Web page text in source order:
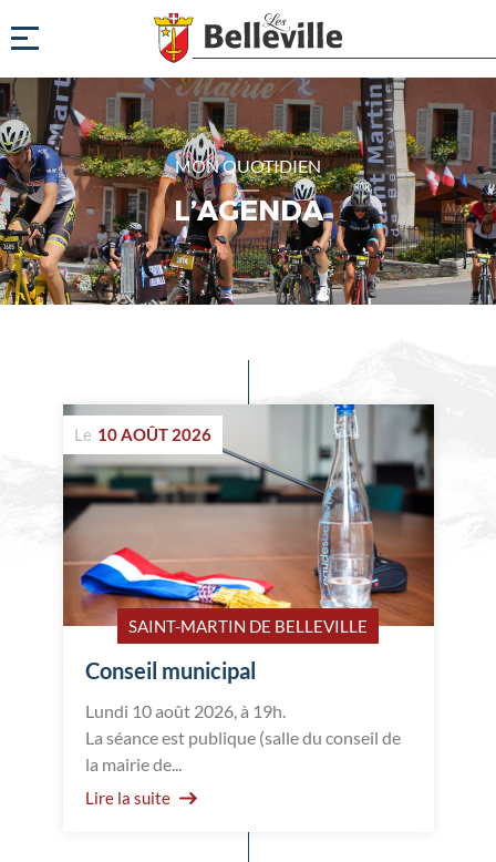
MON QUOTIDIEN
L’AGENDA
venir
SAINT-MARTIN DE BELLEVILLE
Le 10 AOÛT 2026
Conseil municipal
Lundi 10 août 2026, à 19h.
La séance est publique (salle du conseil de
la mairie de...
Lire la suite